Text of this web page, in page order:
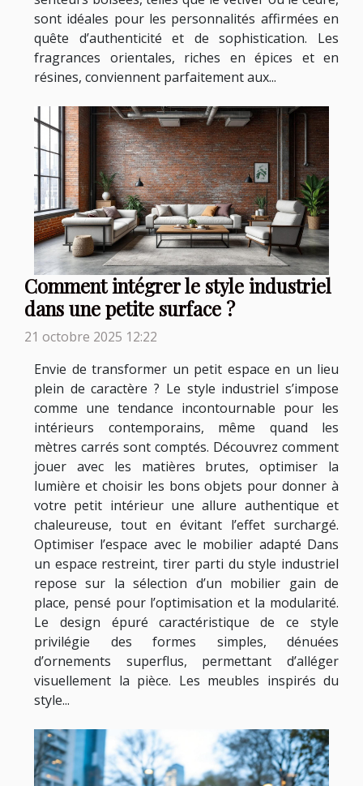
sont idéales pour les personnalités affirmées en
quête d’authenticité et de sophistication. Les
fragrances orientales, riches en épices et en
résines, conviennent parfaitement aux...
Comment intégrer le style industriel
dans une petite surface ?
21 octobre 2025 12:22
Envie de transformer un petit espace en un lieu
plein de caractère ? Le style industriel s’impose
comme une tendance incontournable pour les
intérieurs contemporains, même quand les
mètres carrés sont comptés. Découvrez comment
jouer avec les matières brutes, optimiser la
lumière et choisir les bons objets pour donner à
votre petit intérieur une allure authentique et
chaleureuse, tout en évitant l’effet surchargé.
Optimiser l’espace avec le mobilier adapté Dans
un espace restreint, tirer parti du style industriel
repose sur la sélection d’un mobilier gain de
place, pensé pour l’optimisation et la modularité.
Le design épuré caractéristique de ce style
privilégie des formes simples, dénuées
d’ornements superflus, permettant d’alléger
visuellement la pièce. Les meubles inspirés du
style...